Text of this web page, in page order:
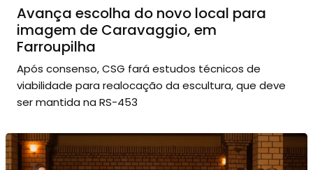
Avança escolha do novo local para
imagem de Caravaggio, em
Farroupilha
Após consenso, CSG fará estudos técnicos de
viabilidade para realocação da escultura, que deve
ser mantida na RS-453